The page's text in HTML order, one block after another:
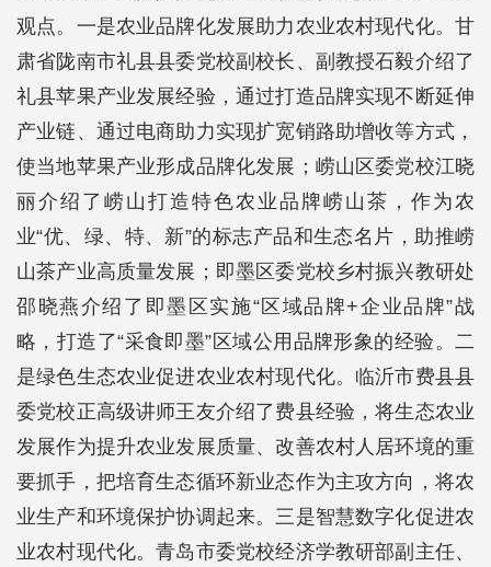
观点。一是农业品牌化发展助力农业农村现代化。甘
肃省陇南市礼县县委党校副校长、副教授石毅介绍了
礼县苹果产业发展经验，通过打造品牌实现不断延伸
产业链、通过电商助力实现扩宽销路助增收等方式，
使当地苹果产业形成品牌化发展；崂山区委党校江晓
丽介绍了崂山打造特色农业品牌崂山茶，作为农
业“优、绿、特、新”的标志产品和生态名片，助推崂
山茶产业高质量发展；即墨区委党校乡村振兴教研处
邵晓燕介绍了即墨区实施“区域品牌+企业品牌”战
略，打造了“采食即墨”区域公用品牌形象的经验。二
是绿色生态农业促进农业农村现代化。临沂市费县县
委党校正高级讲师王友介绍了费县经验，将生态农业
发展作为提升农业发展质量、改善农村人居环境的重
要抓手，把培育生态循环新业态作为主攻方向，将农
业生产和环境保护协调起来。三是智慧数字化促进农
业农村现代化。青岛市委党校经济学教研部副主任、